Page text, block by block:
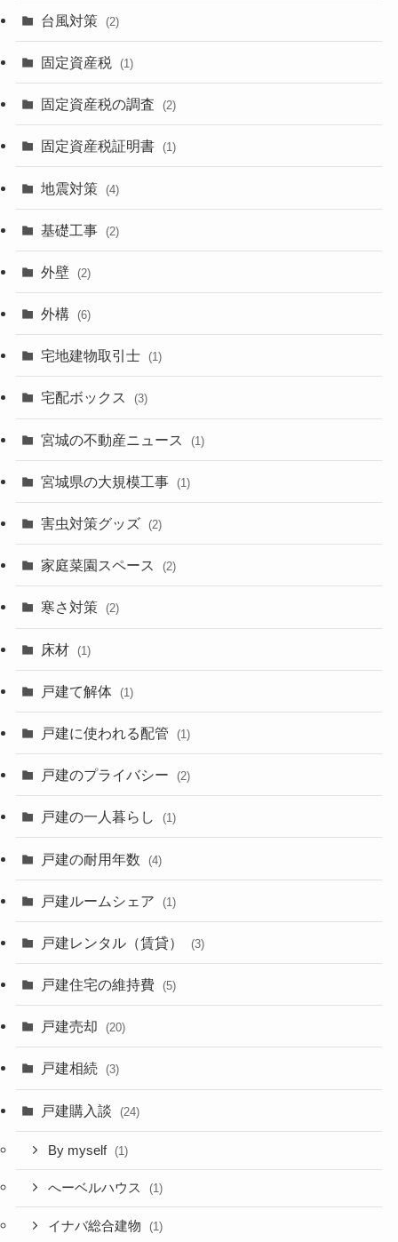
台風対策 (2)
固定資産税 (1)
固定資産税の調査 (2)
固定資産税証明書 (1)
地震対策 (4)
基礎工事 (2)
外壁 (2)
外構 (6)
宅地建物取引士 (1)
宅配ボックス (3)
宮城の不動産ニュース (1)
宮城県の大規模工事 (1)
害虫対策グッズ (2)
家庭菜園スペース (2)
寒さ対策 (2)
床材 (1)
戸建て解体 (1)
戸建に使われる配管 (1)
戸建のプライバシー (2)
戸建の一人暮らし (1)
戸建の耐用年数 (4)
戸建ルームシェア (1)
戸建レンタル（賃貸） (3)
戸建住宅の維持費 (5)
戸建売却 (20)
戸建相続 (3)
戸建購入談 (24)
By myself (1)
へーベルハウス (1)
イナバ総合建物 (1)